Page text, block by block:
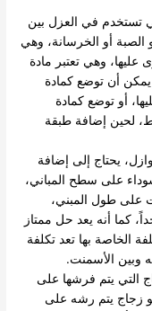
تستخدم في العزل بين
الصبة أو الخرسانة، وهي
عليها، وهي تعتبر مادة
أن توضع كمادة
أو توضع كمادة
لحين إضافة طبقة
يحتاج إلى إضافة
على سطح المباني،
على طول المبني،
كما أنه يعد حل ممتاز
الخاصة بها تعد تكلفة
وبين الأسمنت.
التي يتم فرشها على
زجاج يتم رشه على